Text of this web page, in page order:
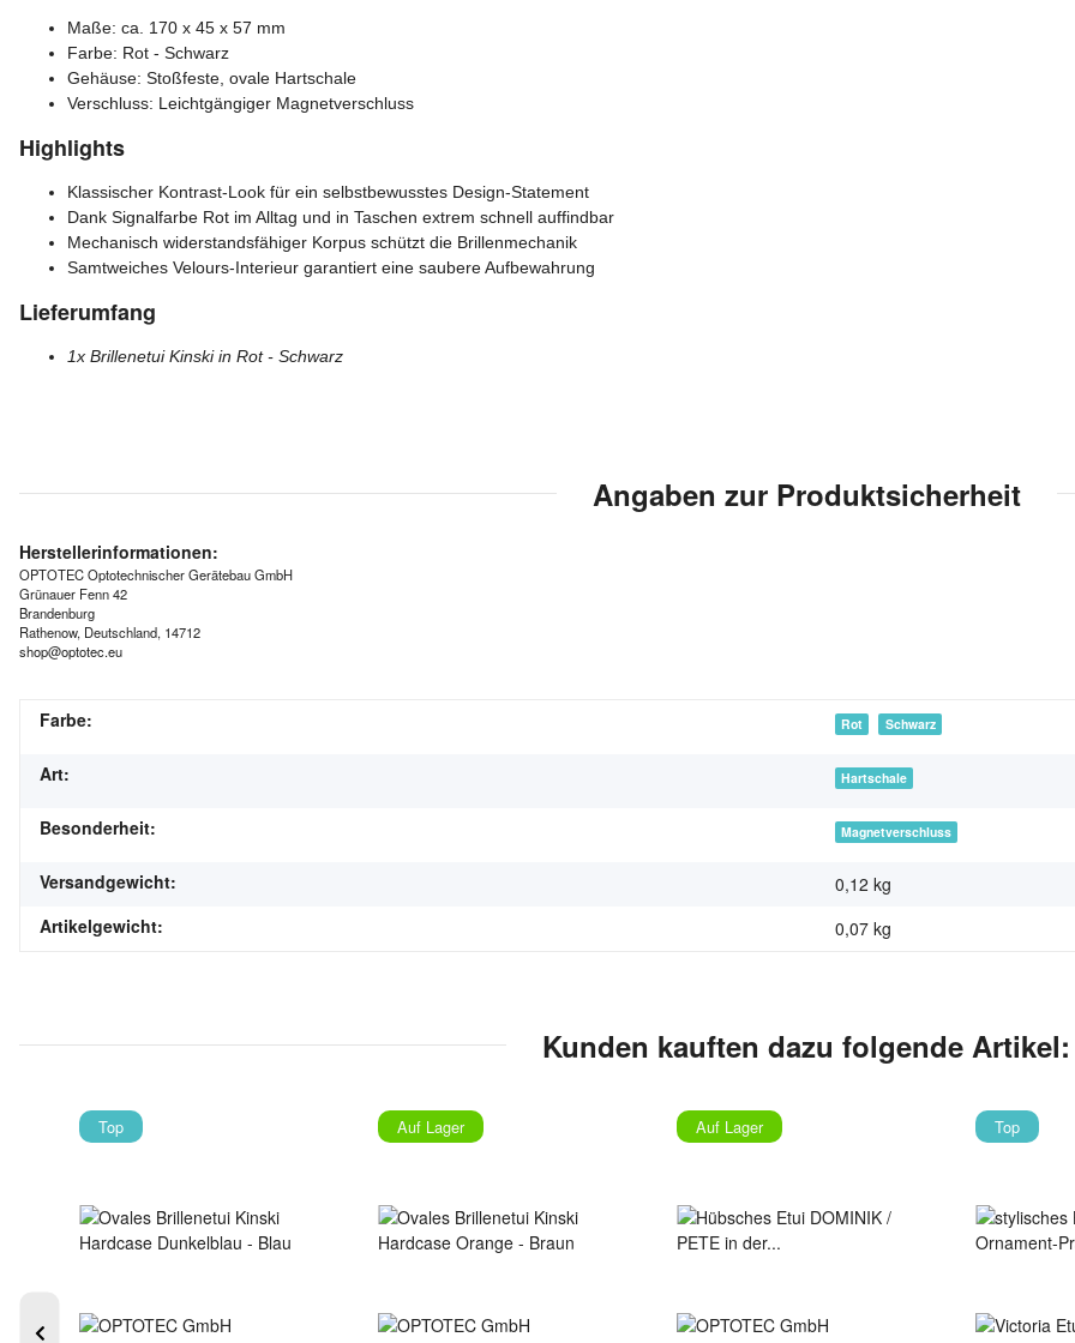
Maße: ca. 170 x 45 x 57 mm
Farbe: Rot - Schwarz
Gehäuse: Stoßfeste, ovale Hartschale
Verschluss: Leichtgängiger Magnetverschluss
Highlights
Klassischer Kontrast-Look für ein selbstbewusstes Design-Statement
Dank Signalfarbe Rot im Alltag und in Taschen extrem schnell auffindbar
Mechanisch widerstandsfähiger Korpus schützt die Brillenmechanik
Samtweiches Velours-Interieur garantiert eine saubere Aufbewahrung
Lieferumfang
1x Brillenetui Kinski in Rot - Schwarz
Angaben zur Produktsicherheit
Herstellerinformationen:
OPTOTEC Optotechnischer Gerätebau GmbH
Grünauer Fenn 42
Brandenburg
Rathenow, Deutschland, 14712
shop@optotec.eu
Farbe: Rot Schwarz
Art: Hartschale
Besonderheit: Magnetverschluss
Versandgewicht:
0,12 kg
Artikelgewicht:
0,07 kg
Kunden kauften dazu folgende Artikel:
Top Auf Lager Auf Lager Top